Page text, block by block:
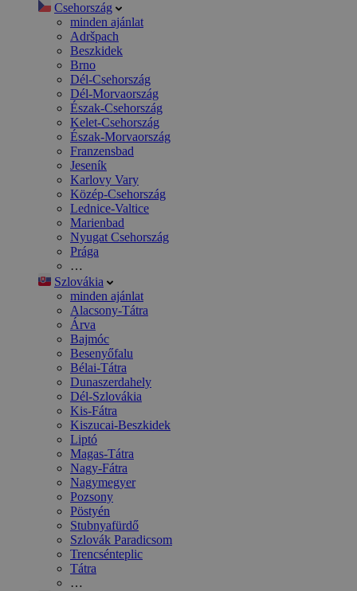
Csehország
minden ajánlat
Adršpach
Beszkidek
Brno
Dél-Csehország
Dél-Morvaország
Észak-Csehország
Kelet-Csehország
Észak-Morvaország
Franzensbad
Jeseník
Karlovy Vary
Közép-Csehország
Lednice-Valtice
Marienbad
Nyugat Csehország
Prága
…
Szlovákia
minden ajánlat
Alacsony-Tátra
Árva
Bajmóc
Besenyőfalu
Bélai-Tátra
Dunaszerdahely
Dél-Szlovákia
Kis-Fátra
Kiszucai-Beszkidek
Liptó
Magas-Tátra
Nagy-Fátra
Nagymegyer
Pozsony
Pöstyén
Stubnyafürdő
Szlovák Paradicsom
Trencsénteplic
Tátra
…